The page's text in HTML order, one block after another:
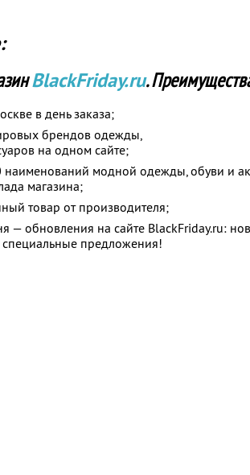
BlackFriday.ru.
в день заказа;
брендов одежды,
на одном сайте;
модной одежды, обуви и
магазина;
товар от производителя;
— обновления на сайте BlackFriday.ru:
предложения!